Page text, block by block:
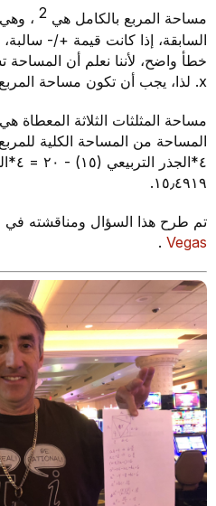
مساحة المربع بالكامل هي 2
١٥٫٤٩١٩.
تم طرح هذا السؤال ومناقشته في
Vegas
.